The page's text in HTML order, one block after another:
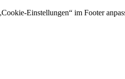
Einstellungen“ im Footer